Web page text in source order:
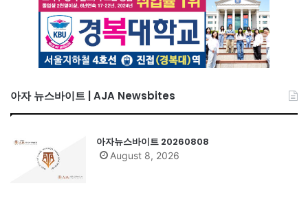
아자 뉴스바이트 | AJA Newsbites
아자뉴스바이트 20260808
August 8, 2026